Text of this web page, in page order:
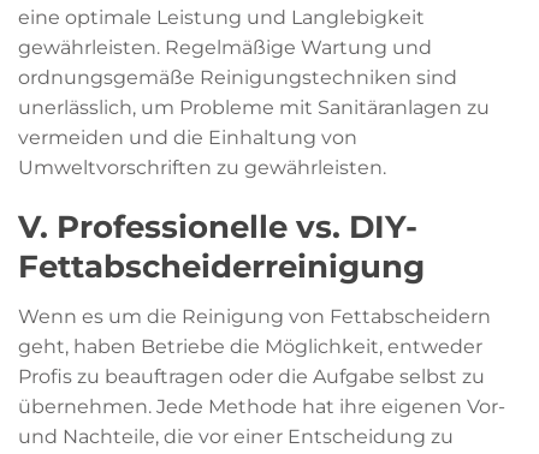
eine optimale Leistung und Langlebigkeit
gewährleisten. Regelmäßige Wartung und
ordnungsgemäße Reinigungstechniken sind
unerlässlich, um Probleme mit Sanitäranlagen zu
vermeiden und die Einhaltung von
Umweltvorschriften zu gewährleisten.
V. Professionelle vs. DIY-
Fettabscheiderreinigung
Wenn es um die Reinigung von Fettabscheidern
geht, haben Betriebe die Möglichkeit, entweder
Profis zu beauftragen oder die Aufgabe selbst zu
übernehmen. Jede Methode hat ihre eigenen Vor-
und Nachteile, die vor einer Entscheidung zu